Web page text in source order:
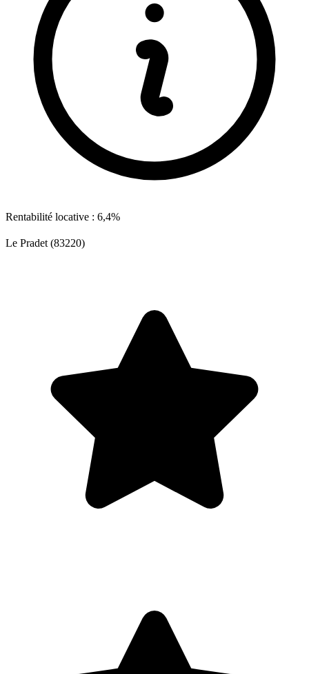
Rentabilité locative : 6,4%
Le Pradet (83220)